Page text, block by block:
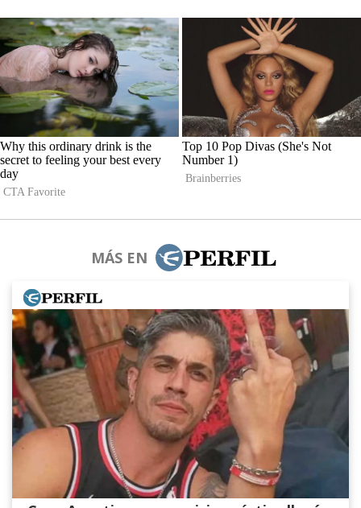
MÁS EN